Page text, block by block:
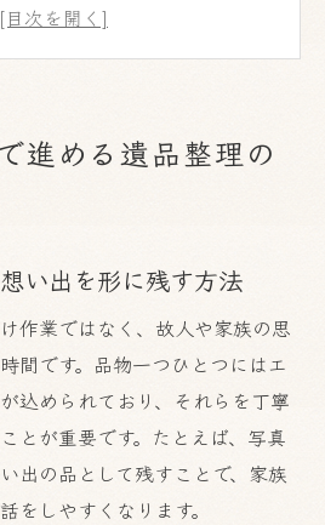
場で大切にしたい心構え
不安を和らげる実践的アドバ
す遺品整理の始め方と準備
ける家族との調和の見つけ方
る前向きな気持ちの切り替え
品整理の演出アイデア集
遺品整理の演出アイデア紹介
進める遺品整理の
い出を形に残す方法
作業ではなく、故人や家族の思
間です。品物一つひとつにはエ
込められており、それらを丁寧
とが重要です。たとえば、写真
出の品として残すことで、家族
をしやすくなります。